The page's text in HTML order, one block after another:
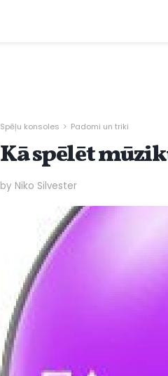
Spēļu konsoles Padomi un triki
Kā spēlēt
by Niko Silvester